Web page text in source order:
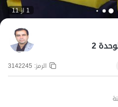
1 از 11
2
الرمز: 3142245